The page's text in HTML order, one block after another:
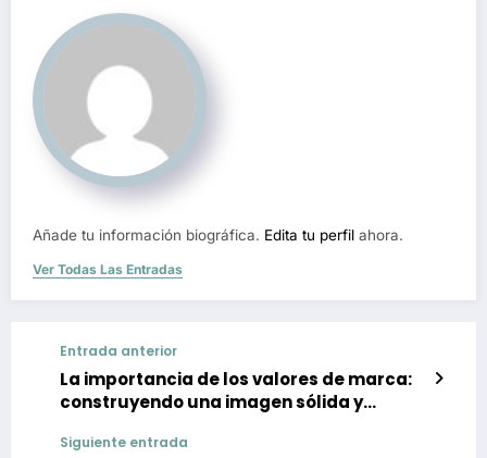
Añade tu información biográfica. Edita tu perfil ahora.
Ver Todas Las Entradas
Entrada anterior
La importancia de los valores de marca:
construyendo una imagen sólida y
Siguiente entrada